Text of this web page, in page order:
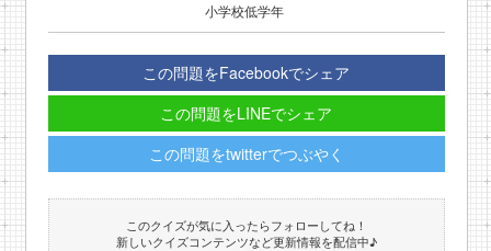
小学校低学年
この問題をFacebookでシェア
この問題をLINEでシェア
この問題をtwitterでつぶやく
このクイズが気に入ったらフォローしてね！
新しいクイズコンテンツなど更新情報を配信中♪